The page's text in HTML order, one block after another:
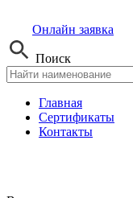
Онлайн заявка
Поиск
Главная
Сертификаты
Контакты